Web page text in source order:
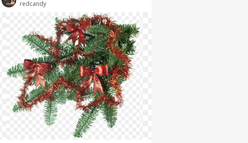
redcandy